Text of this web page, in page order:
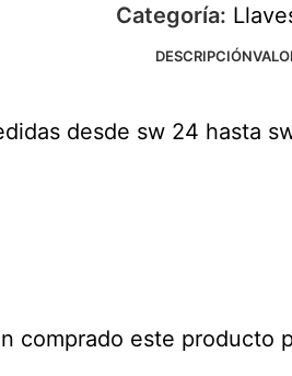
Categoría:
DESCRIPCIÓN
desde sw 24 hasta
comprado este producto